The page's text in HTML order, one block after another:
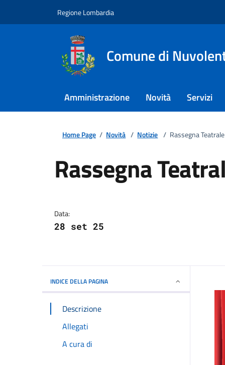
Regione Lombardia
Comune di
Amministrazione Novità Servizi
Home Page / Novità / Notizie / Rassegna
Rassegna
Data:
28 set 25
INDICE DELLA PAGINA
Descrizione
Allegati
A cura di